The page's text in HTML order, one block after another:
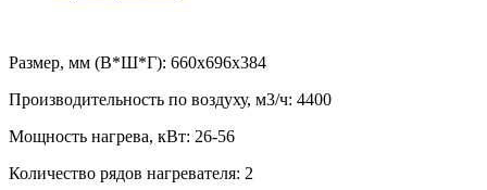
Размер, мм (В*Ш*Г): 660x696x384
Производительность по воздуху, м3/ч: 4400
Мощность нагрева, кВт: 26-56
Количество рядов нагревателя: 2